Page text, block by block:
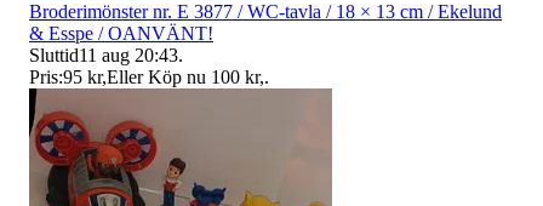
Broderimönster nr. E 3877 / WC-tavla / 18 × 13 cm / Ekelund
& Esspe / OANVÄNT!
Sluttid11 aug 20:43.
Pris:95 kr,Eller Köp nu 100 kr,.